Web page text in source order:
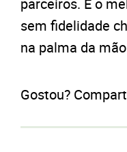
sem fidelidade
na palma da
Gostou?